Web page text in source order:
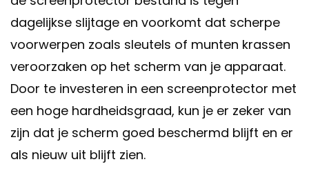
dagelijkse slijtage en voorkomt dat scherpe
voorwerpen zoals sleutels of munten krassen
veroorzaken op het scherm van je apparaat.
Door te investeren in een screenprotector met
een hoge hardheidsgraad, kun je er zeker van
zijn dat je scherm goed beschermd blijft en er
als nieuw uit blijft zien.